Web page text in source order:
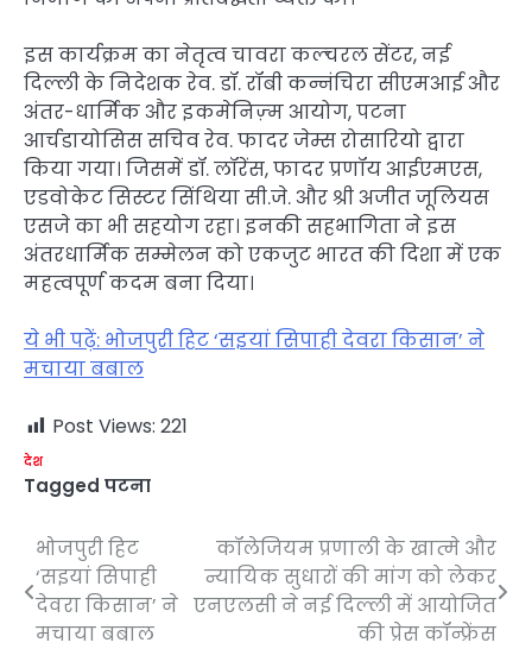
इस कार्यक्रम का नेतृत्व चावरा कल्चरल सेंटर, नई
दिल्ली के निदेशक रेव. डॉ. रॉबी कन्नंचिरा सीएमआई और
अंतर-धार्मिक और इकमेनिज़्म आयोग, पटना
आर्चडायोसिस सचिव रेव. फादर जेम्स रोसारियो द्वारा
किया गया। जिसमें डॉ. लॉरेंस, फादर प्रणॉय आईएमएस,
एडवोकेट सिस्टर सिंथिया सी.जे. और श्री अजीत जूलियस
एसजे का भी सहयोग रहा। इनकी सहभागिता ने इस
अंतरधार्मिक सम्मेलन को एकजुट भारत की दिशा में एक
महत्वपूर्ण कदम बना दिया।
ये भी पढ़ें: भोजपुरी हिट ‘सइयां सिपाही देवरा किसान’ ने
मचाया बबाल
Post Views: 221
देश
Tagged पटना
Post
navigation
भोजपुरी हिट
‘सइयां सिपाही
देवरा किसान’ ने
मचाया बबाल
कॉलेजियम प्रणाली के खात्मे और
न्यायिक सुधारों की मांग को लेकर
एनएलसी ने नई दिल्ली में आयोजित
की प्रेस कॉन्फ्रेंस